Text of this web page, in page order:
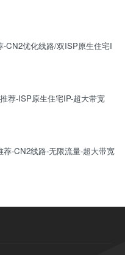
-CN2优化线路/双ISP原生住宅I
荐-ISP原生住宅IP-超大带宽
-CN2线路-无限流量-超大带宽